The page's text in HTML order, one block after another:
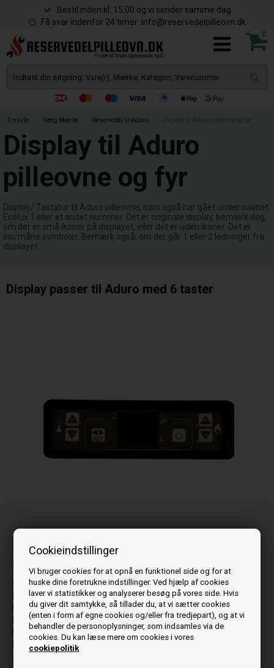
Cookieindstillinger
Vi bruger cookies for at opnå en funktionel side og for at
huske dine foretrukne indstillinger. Ved hjælp af cookies
laver vi statistikker og analyserer besøg på vores side. Hvis
du giver dit samtykke, så tillader du, at vi sætter cookies
(enten i form af egne cookies og/eller fra tredjepart), og at vi
behandler de personoplysninger, som indsamles via de
cookies. Du kan læse mere om cookies i vores
cookiepolitik
Bestil inden kl. 15.00 og vi sender samme dag
Få svar indenfor 24 timer: info@reservedelpilleovn.dk
0
Forside Vælg Mærke Reservedel til Aduro Display til Aduro pilleovne og fyr
Display til Aduro
pilleovne og fyr
Display/ Tastatur til Aduro pilleovne, som også har gået under navnet
Ecolux 1 eller et andet nummer. Det er originale display, bemærk dog,
om der er små ikoner på displayet, eller det er uden ikoner. Det er
sol/måne symboler. Bemærk også, om der går 1 eller 2 ledninger fra
displayet.
Display passer til Aduro med 6 taster
P1.1
P1.3
P1.4